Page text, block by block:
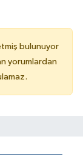
bulunuyor
yorumlardan